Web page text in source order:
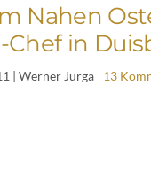
Nahen
Chef in
| Werner Jurga 13